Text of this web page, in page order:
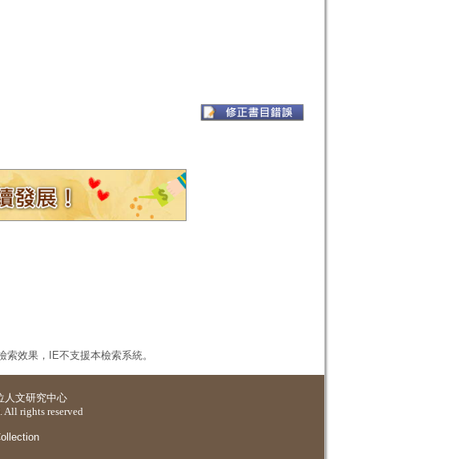
效果，IE不支援本檢索系統。
人文研究中心
rights reserved